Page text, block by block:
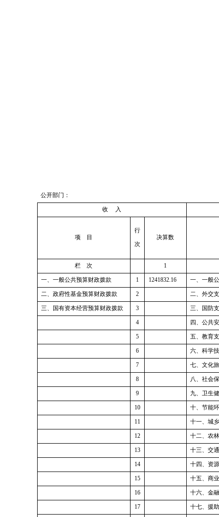
公开部门：
收 入
项 目
行
次
决算数
栏 次 1
一、一般公共预算财政拨款 1 1241832.16 一、一般
二、政府性基金预算财政拨款 2 二、外交
三、国有资本经营预算财政拨款 3 三、国防
4 四、公共
5 五、教育
6 六、科学
7 七、文化
8 八、社会
9 九、 卫生
10 十、节能
11 十一、城
12 十二、农
13 十三、交
14 十四、资
15 十五、商
16 十六、金
17 十七、援